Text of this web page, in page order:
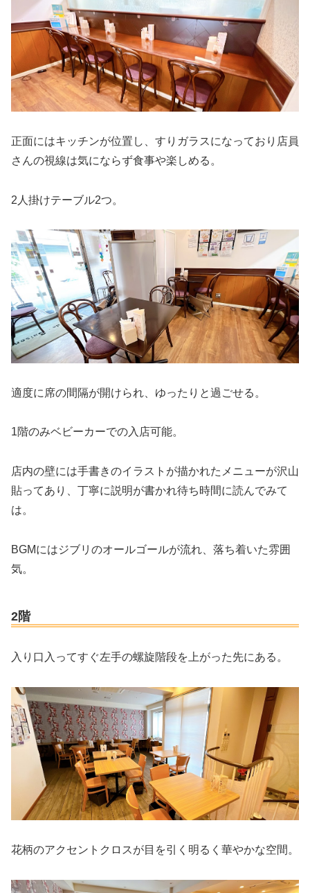
正面にはキッチンが位置し、すりガラスになっており店員
さんの視線は気にならず食事や楽しめる。
2人掛けテーブル2つ。
適度に席の間隔が開けられ、ゆったりと過ごせる。
1階のみベビーカーでの入店可能。
店内の壁には手書きのイラストが描かれたメニューが沢山
貼ってあり、丁寧に説明が書かれ待ち時間に読んでみて
は。
BGMにはジブリのオールゴールが流れ、落ち着いた雰囲
気。
2階
入り口入ってすぐ左手の螺旋階段を上がった先にある。
花柄のアクセントクロスが目を引く明るく華やかな空間。